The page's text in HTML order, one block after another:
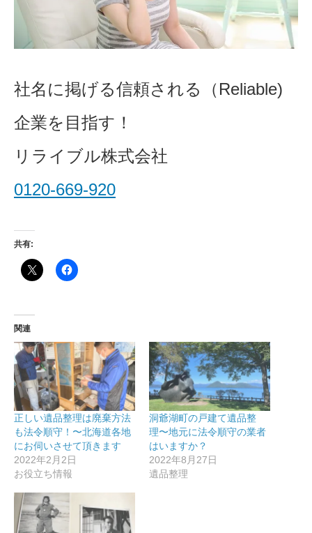
社名に掲げる信頼される（Reliable)
企業を目指す！
リライブル株式会社
0120-669-920
共有:
関連
正しい遺品整理は廃棄方法
も法令順守！〜北海道各地
にお伺いさせて頂きます
2022年2月2日
お役立ち情報
洞爺湖町の戸建て遺品整
理〜地元に法令順守の業者
はいますか？
2022年8月27日
遺品整理